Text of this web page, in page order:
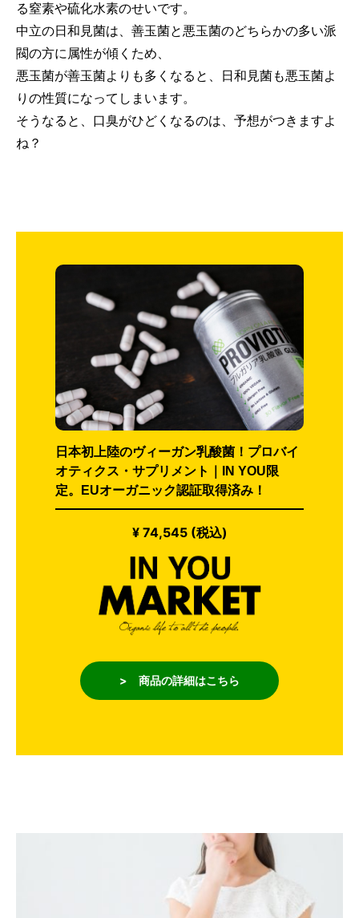
る窒素や硫化水素のせいです。
中立の日和見菌は、善玉菌と悪玉菌のどちらかの多い派
閥の方に属性が傾くため、
悪玉菌が善玉菌よりも多くなると、日和見菌も悪玉菌よ
りの性質になってしまいます。
そうなると、口臭がひどくなるのは、予想がつきますよ
ね？
日本初上陸のヴィーガン乳酸菌！プロバイ
オティクス・サプリメント｜IN YOU限
定。EUオーガニック認証取得済み！
¥ 74,545 (税込)
> 商品の詳細はこちら